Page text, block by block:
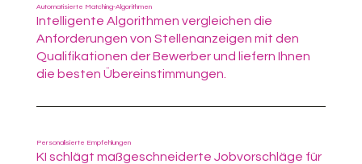
Automatisierte Matching-Algorithmen
Intelligente Algorithmen vergleichen die
Anforderungen von Stellenanzeigen mit den
Qualifikationen der Bewerber und liefern Ihnen
die besten Übereinstimmungen.
Personalisierte Empfehlungen
KI schlägt maßgeschneiderte Jobvorschläge für